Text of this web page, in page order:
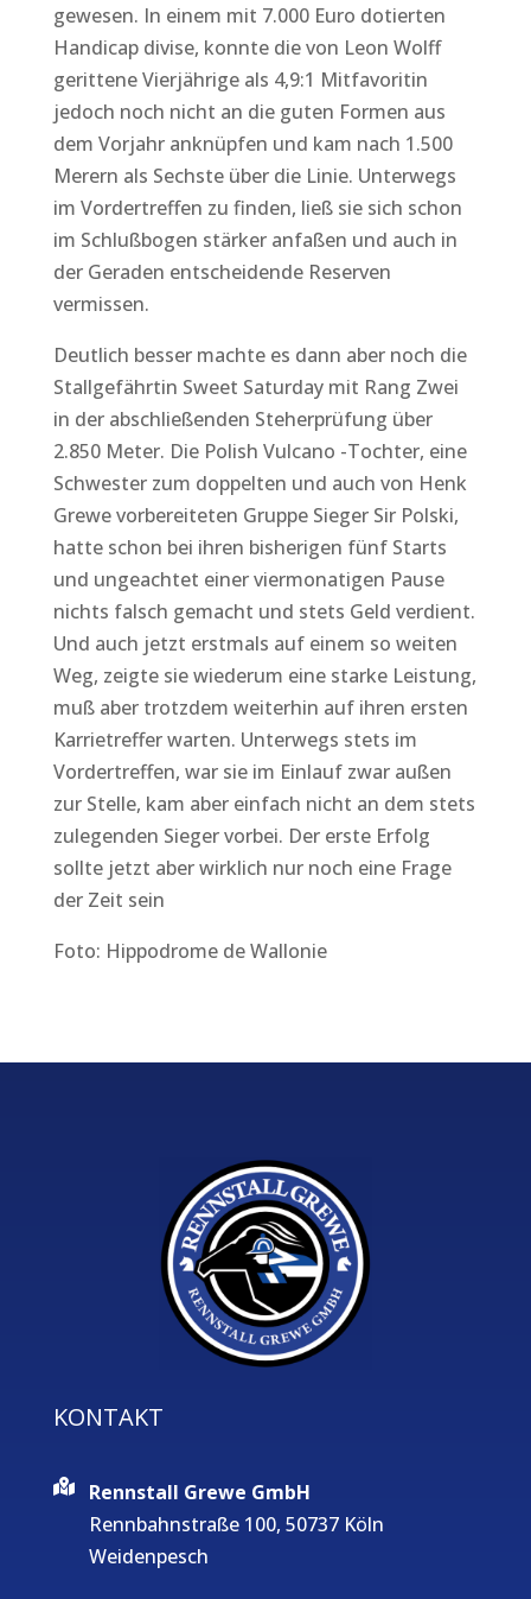
gewesen. In einem mit 7.000 Euro dotierten
Handicap divise, konnte die von Leon Wolff
gerittene Vierjährige als 4,9:1 Mitfavoritin
jedoch noch nicht an die guten Formen aus
dem Vorjahr anknüpfen und kam nach 1.500
Merern als Sechste über die Linie. Unterwegs
im Vordertreffen zu finden, ließ sie sich schon
im Schlußbogen stärker anfaßen und auch in
der Geraden entscheidende Reserven
vermissen.
Deutlich besser machte es dann aber noch die
Stallgefährtin Sweet Saturday mit Rang Zwei
in der abschließenden Steherprüfung über
2.850 Meter. Die Polish Vulcano -Tochter, eine
Schwester zum doppelten und auch von Henk
Grewe vorbereiteten Gruppe Sieger Sir Polski,
hatte schon bei ihren bisherigen fünf Starts
und ungeachtet einer viermonatigen Pause
nichts falsch gemacht und stets Geld verdient.
Und auch jetzt erstmals auf einem so weiten
Weg, zeigte sie wiederum eine starke Leistung,
muß aber trotzdem weiterhin auf ihren ersten
Karrietreffer warten. Unterwegs stets im
Vordertreffen, war sie im Einlauf zwar außen
zur Stelle, kam aber einfach nicht an dem stets
zulegenden Sieger vorbei. Der erste Erfolg
sollte jetzt aber wirklich nur noch eine Frage
der Zeit sein
Foto: Hippodrome de Wallonie
KONTAKT
Rennstall Grewe GmbH
Rennbahnstraße 100, 50737 Köln
Weidenpesch